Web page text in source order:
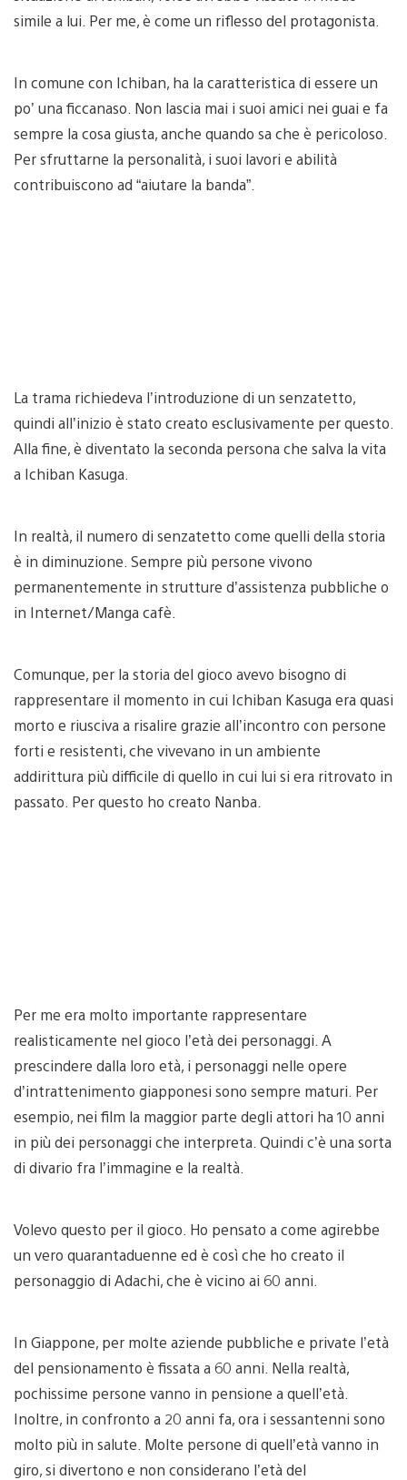
simile a lui. Per me, è come un riflesso del protagonista.
In comune con Ichiban, ha la caratteristica di essere un
po’ una ficcanaso. Non lascia mai i suoi amici nei guai e fa
sempre la cosa giusta, anche quando sa che è pericoloso.
Per sfruttarne la personalità, i suoi lavori e abilità
contribuiscono ad “aiutare la banda”.
La trama richiedeva l’introduzione di un senzatetto,
quindi all’inizio è stato creato esclusivamente per questo.
Alla fine, è diventato la seconda persona che salva la vita
a Ichiban Kasuga.
In realtà, il numero di senzatetto come quelli della storia
è in diminuzione. Sempre più persone vivono
permanentemente in strutture d’assistenza pubbliche o
in Internet/Manga cafè.
Comunque, per la storia del gioco avevo bisogno di
rappresentare il momento in cui Ichiban Kasuga era quasi
morto e riusciva a risalire grazie all’incontro con persone
forti e resistenti, che vivevano in un ambiente
addirittura più difficile di quello in cui lui si era ritrovato in
passato. Per questo ho creato Nanba.
Per me era molto importante rappresentare
realisticamente nel gioco l’età dei personaggi. A
prescindere dalla loro età, i personaggi nelle opere
d’intrattenimento giapponesi sono sempre maturi. Per
esempio, nei film la maggior parte degli attori ha 10 anni
in più dei personaggi che interpreta. Quindi c’è una sorta
di divario fra l’immagine e la realtà.
Volevo questo per il gioco. Ho pensato a come agirebbe
un vero quarantaduenne ed è così che ho creato il
personaggio di Adachi, che è vicino ai 60 anni.
In Giappone, per molte aziende pubbliche e private l’età
del pensionamento è fissata a 60 anni. Nella realtà,
pochissime persone vanno in pensione a quell’età.
Inoltre, in confronto a 20 anni fa, ora i sessantenni sono
molto più in salute. Molte persone di quell’età vanno in
giro, si divertono e non considerano l’età del